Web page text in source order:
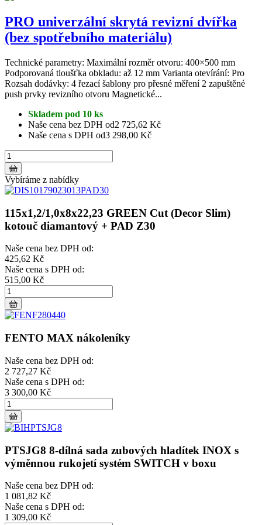
PRO univerzální skrytá revizní dvířka
(bez spotřebního materiálu)
Technické parametry: Maximální rozměr otvoru: 400×500 mm
Podporovaná tloušťka obkladu: až 12 mm Varianta otevírání: Pro
Rozsah dodávky: 4 řezací šablony pro přesné měření 2 zapuštěné
push prvky revizního otvoru Magnetické...
Skladem pod 10 ks
Naše cena bez DPH od2 725,62 Kč
Naše cena s DPH od3 298,00 Kč
Vybíráme z nabídky
115x1,2/1,0x8x22,23 GREEN Cut (Decor Slim)
kotouč diamantový + PAD Z30
Naše cena bez DPH od:
425,62 Kč
Naše cena s DPH od:
515,00 Kč
FENTO MAX nákoleníky
Naše cena bez DPH od:
2 727,27 Kč
Naše cena s DPH od:
3 300,00 Kč
PTSJG8 8-dílná sada zubových hladítek INOX s
výměnnou rukojetí systém SWITCH v boxu
Naše cena bez DPH od:
1 081,82 Kč
Naše cena s DPH od:
1 309,00 Kč